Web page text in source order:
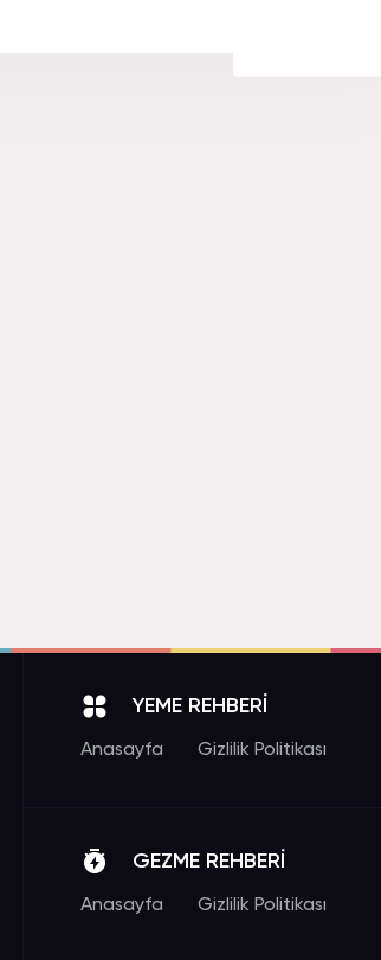
YEME REHBERİ
Anasayfa Gizlilik Politikası
GEZME REHBERİ
Anasayfa Gizlilik Politikası